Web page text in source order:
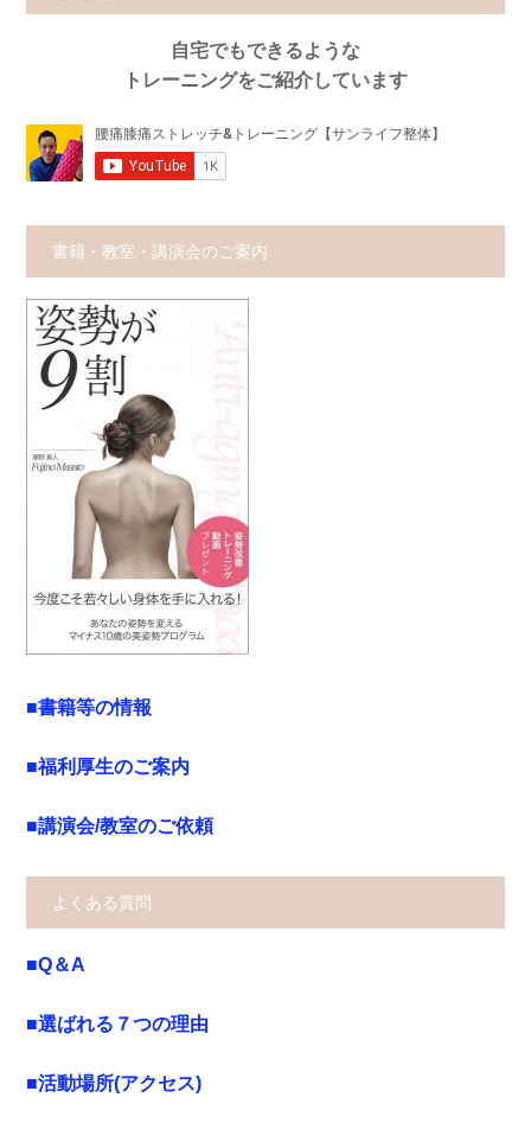
自宅でもできるような
トレーニングをご紹介しています
書籍・教室・講演会のご案内
■書籍等の情報
■福利厚生のご案内
■講演会/教室のご依頼
よくある質問
■Q＆A
■選ばれる７つの理由
■活動場所(アクセス)